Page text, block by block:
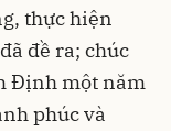
thực hiện
đề ra; chúc
Định một năm
phúc và